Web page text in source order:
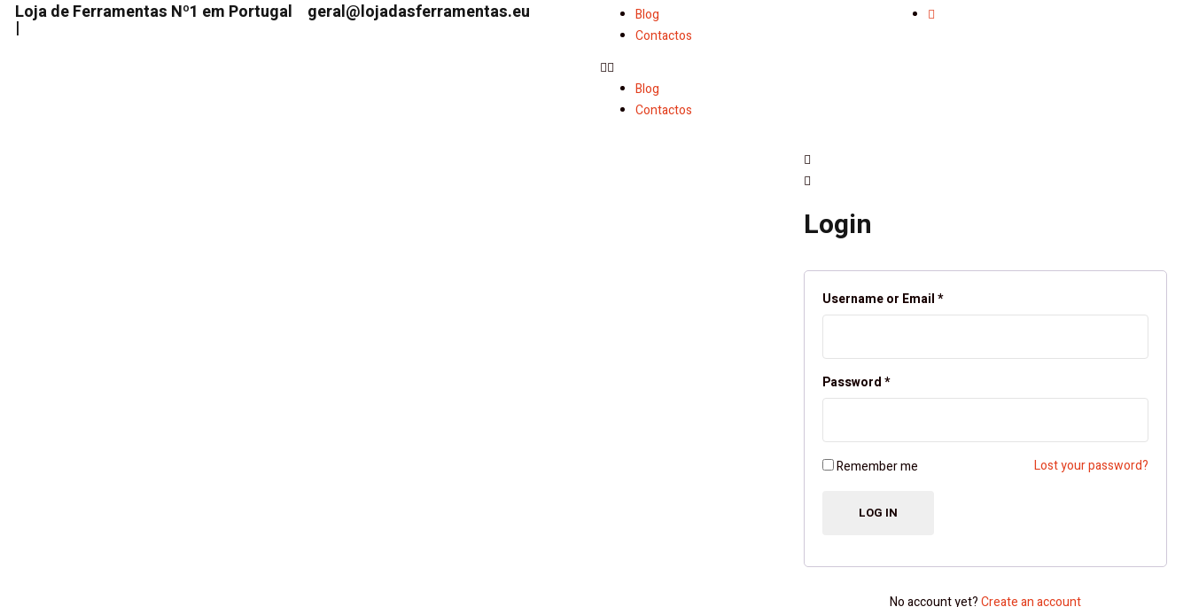
Loja de Ferramentas Nº1 em Portugal
|
geral@lojadasferramentas.eu
Blog
Contactos
Blog
Contactos
Login
Username or Email*
Password*
Remember me Lost your password?
No account yet?Create an account